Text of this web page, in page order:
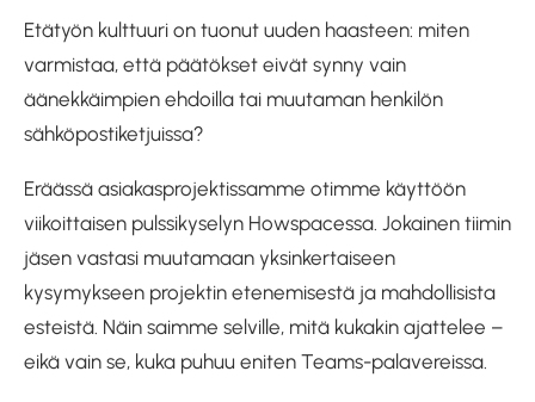
Etätyön kulttuuri on tuonut uuden haasteen: miten
varmistaa, että päätökset eivät synny vain
äänekkäimpien ehdoilla tai muutaman henkilön
sähköpostiketjuissa?
Eräässä asiakasprojektissamme otimme käyttöön
viikoittaisen pulssikyselyn Howspacessa. Jokainen tiimin
jäsen vastasi muutamaan yksinkertaiseen
kysymykseen projektin etenemisestä ja mahdollisista
esteistä. Näin saimme selville, mitä kukakin ajattelee –
eikä vain se, kuka puhuu eniten Teams-palavereissa.